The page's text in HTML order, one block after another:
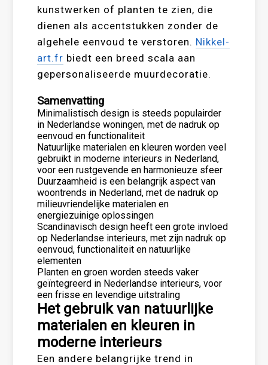
kunstwerken of planten te zien, die
dienen als accentstukken zonder de
algehele eenvoud te verstoren. Nikkel-
art.fr biedt een breed scala aan
gepersonaliseerde muurdecoratie.
Samenvatting
Minimalistisch design is steeds populairder
in Nederlandse woningen, met de nadruk op
eenvoud en functionaliteit
Natuurlijke materialen en kleuren worden veel
gebruikt in moderne interieurs in Nederland,
voor een rustgevende en harmonieuze sfeer
Duurzaamheid is een belangrijk aspect van
woontrends in Nederland, met de nadruk op
milieuvriendelijke materialen en
energiezuinige oplossingen
Scandinavisch design heeft een grote invloed
op Nederlandse interieurs, met zijn nadruk op
eenvoud, functionaliteit en natuurlijke
elementen
Planten en groen worden steeds vaker
geïntegreerd in Nederlandse interieurs, voor
een frisse en levendige uitstraling
Het gebruik van natuurlijke
materialen en kleuren in
moderne interieurs
Een andere belangrijke trend in